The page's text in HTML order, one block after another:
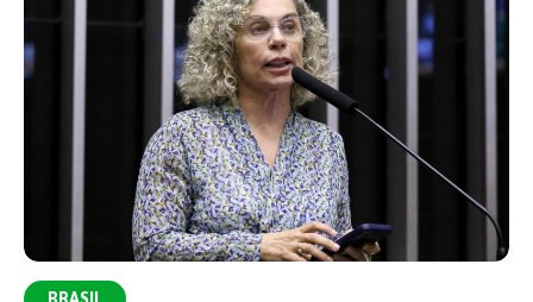
BRASIL